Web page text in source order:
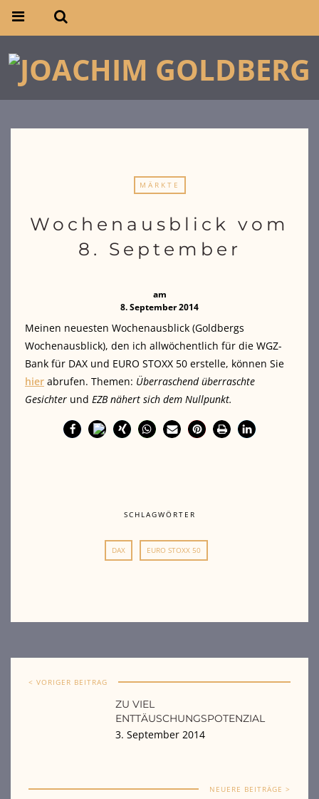
MÄRKTE
Wochenausblick vom
8. September
am
8. September 2014
Meinen neuesten Wochenausblick (Goldbergs
Wochenausblick), den ich allwöchentlich für die WGZ-
Bank für DAX und EURO STOXX 50 erstelle, können Sie
hier abrufen. Themen: Überraschend überraschte
Gesichter und EZB nähert sich dem Nullpunkt.
SCHLAGWÖRTER
DAX EURO STOXX 50
< VORIGER BEITRAG
ZU VIEL
ENTTÄUSCHUNGSPOTENZIAL
3. September 2014
NEUERE BEITRÄGE >